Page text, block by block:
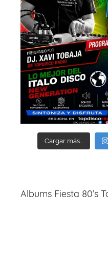
Cargar más...
Albums Fiesta 80’s